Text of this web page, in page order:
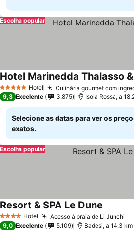
Escolha popular
5 Estrelas Hotel Culinária gourmet com
Hotel Marinedda Thalasso &
9,3 Excelente 3.875 Isola Rossa, a
Selecione as datas para ver os
exatos.
Escolha popular
4 EstrelasHotel Acesso à praia de Li Junchi
Resort & SPA Le Dune
9,0 Excelente 5.109 Badesi, a 14.3